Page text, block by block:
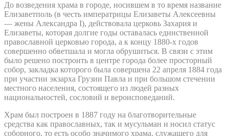
До возведения храма в городе, носившем в то время название
Елизаветполь (в честь императрицы Елизаветы Алексеевны
— жены Александра I), действовала церковь Захария и
Елизаветы, которая долгие годы оставалась единственной
православной церковью города, а к концу 1880-х годов
совершенно обветшала и могла обрушиться. В связи с этим
было решено построить в центре города более просторный
собор, закладка которого была совершена 22 апреля 1884 года
при участии экзарха Грузии Павла и при большом стечении
местного населения, состоящего из людей разных
национальностей, сословий и вероисповеданий.
Храм был построен в 1887 году на благотворительные
средства как православных, так и мусульман и носил статус
соборного, то есть особо значимого храма, служащего для